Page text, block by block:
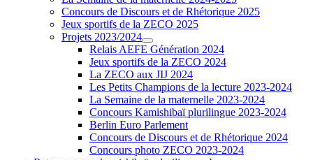
Concours de Discours et de Rhétorique 2025
Jeux sportifs de la ZECO 2025
Projets 2023/2024
Relais AEFE Génération 2024
Jeux sportifs de la ZECO 2024
La ZECO aux JIJ 2024
Les Petits Champions de la lecture 2023-2024
La Semaine de la maternelle 2023-2024
Concours Kamishibaï plurilingue 2023-2024
Berlin Euro Parlement
Concours de Discours et de Rhétorique 2024
Concours photo ZECO 2023-2024